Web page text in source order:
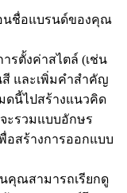
นชื่อแบรนด์ของคุณ
รตั้งค่าสไตล์ (เช่น
สี และเพิ่มคำสำคัญ
ดนี้ไปสร้างแนวคิด
ะรวมแบบอักษร
อสร้างการออกแบบ
คุณสามารถเรียกดู